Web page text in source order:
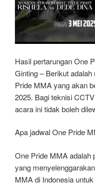
Hasil pertarungan One
Ginting – Berikut
Pride MMA yang akan
2025. Bagi teknisi
acara ini tidak boleh
Apa jadwal One Pride
One Pride MMA adalah
yang
MMA di Indonesia